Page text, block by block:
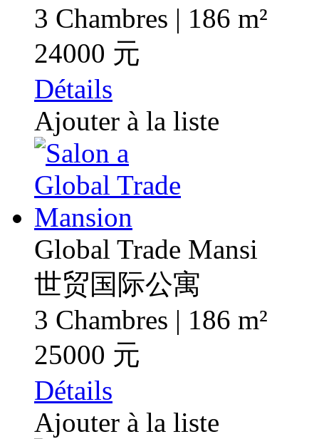
3 Chambres | 186 m²
24000 元
Détails
Ajouter à la liste
Global Trade Mansi
世贸国际公寓
3 Chambres | 186 m²
25000 元
Détails
Ajouter à la liste